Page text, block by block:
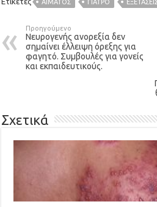
ΑΊΜΑΤΟΣ ΓΙΑΤΡΌ
Προηγούμενο
Νευρογενής ανορεξία δεν
σημαίνει έλλειψη όρεξης για
φαγητό. Συμβουλές για γονείς
και εκπαιδευτικούς.
Σχετικά